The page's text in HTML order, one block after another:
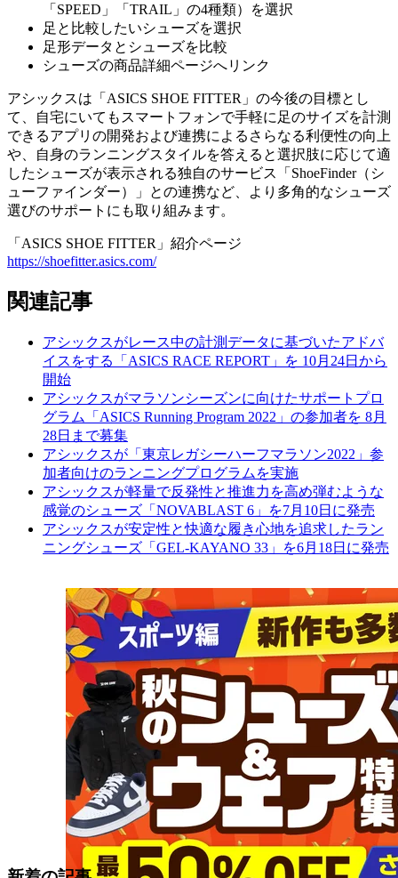
「SPEED」「TRAIL」の4種類）を選択
足と比較したいシューズを選択
足形データとシューズを比較
シューズの商品詳細ページへリンク
アシックスは「ASICS SHOE FITTER」の今後の目標とし
て、自宅にいてもスマートフォンで手軽に足のサイズを計測
できるアプリの開発および連携によるさらなる利便性の向上
や、自身のランニングスタイルを答えると選択肢に応じて適
したシューズが表示される独自のサービス「ShoeFinder（シ
ューファインダー）」との連携など、より多角的なシューズ
選びのサポートにも取り組みます。
「ASICS SHOE FITTER」紹介ページ
https://shoefitter.asics.com/
関連記事
アシックスがレース中の計測データに基づいたアドバ
イスをする「ASICS RACE REPORT」を 10月24日から
開始
アシックスがマラソンシーズンに向けたサポートプロ
グラム「ASICS Running Program 2022」の参加者を 8月
28日まで募集
アシックスが「東京レガシーハーフマラソン2022」参
加者向けのランニングプログラムを実施
アシックスが軽量で反発性と推進力を高め弾むような
感覚のシューズ「NOVABLAST 6」を7月10日に発売
アシックスが安定性と快適な履き心地を追求したラン
ニングシューズ「GEL-KAYANO 33」を6月18日に発売